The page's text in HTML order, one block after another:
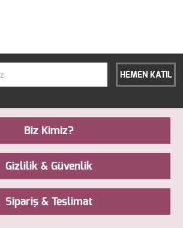
HEMEN KATIL
Biz Kimiz?
Gizlilik & Güvenlik
Sipariş & Teslimat